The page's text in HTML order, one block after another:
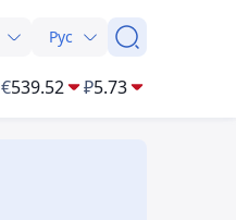
Рус
€539.52 ₽5.73